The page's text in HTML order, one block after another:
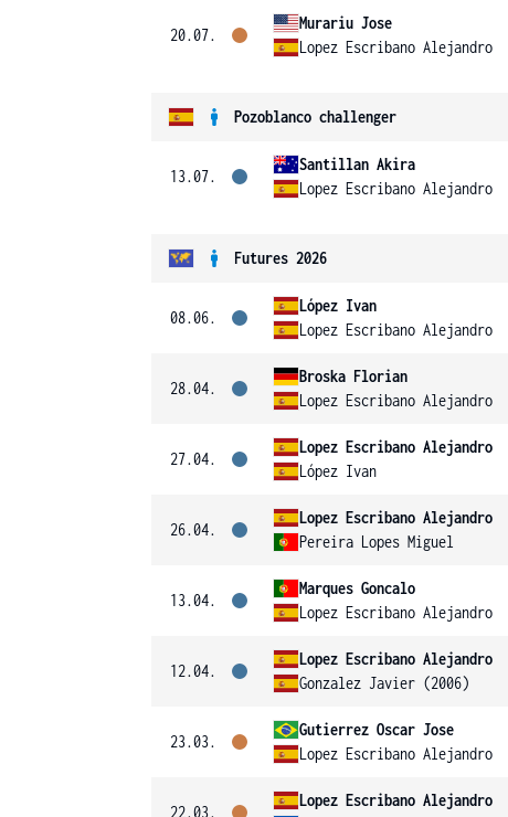
20.07.
Murariu Jose
Lopez Escribano Alejandro
Pozoblanco challenger
13.07.
Santillan Akira
Lopez Escribano Alejandro
Futures 2026
08.06.
López Ivan
Lopez Escribano Alejandro
28.04.
Broska Florian
Lopez Escribano Alejandro
27.04.
Lopez Escribano Alejandro
López Ivan
26.04.
Lopez Escribano Alejandro
Pereira Lopes Miguel
13.04.
Marques Goncalo
Lopez Escribano Alejandro
12.04.
Lopez Escribano Alejandro
Gonzalez Javier (2006)
23.03.
Gutierrez Oscar Jose
Lopez Escribano Alejandro
22.03.
Lopez Escribano Alejandro